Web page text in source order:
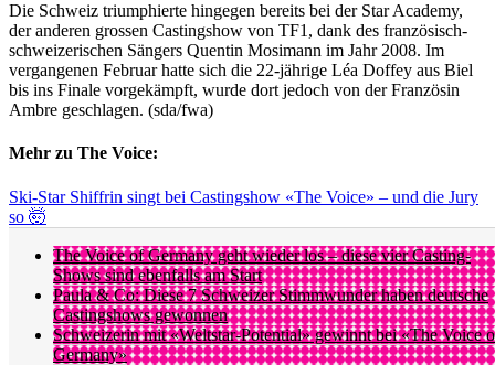
Die Schweiz triumphierte hingegen bereits bei der Star Academy,
der anderen grossen Castingshow von TF1, dank des französisch-
schweizerischen Sängers Quentin Mosimann im Jahr 2008. Im
vergangenen Februar hatte sich die 22-jährige Léa Doffey aus Biel
bis ins Finale vorgekämpft, wurde dort jedoch von der Französin
Ambre geschlagen. (sda/fwa)
Mehr zu The Voice:
Ski-Star Shiffrin singt bei Castingshow «The Voice» – und die Jury
so 🤯
The Voice of Germany geht wieder los – diese vier Casting-
Shows sind ebenfalls am Start
Paula & Co: Diese 7 Schweizer Stimmwunder haben deutsche
Castingshows gewonnen
Schweizerin mit «Weltstar-Potential» gewinnt bei «The Voice
Germany»